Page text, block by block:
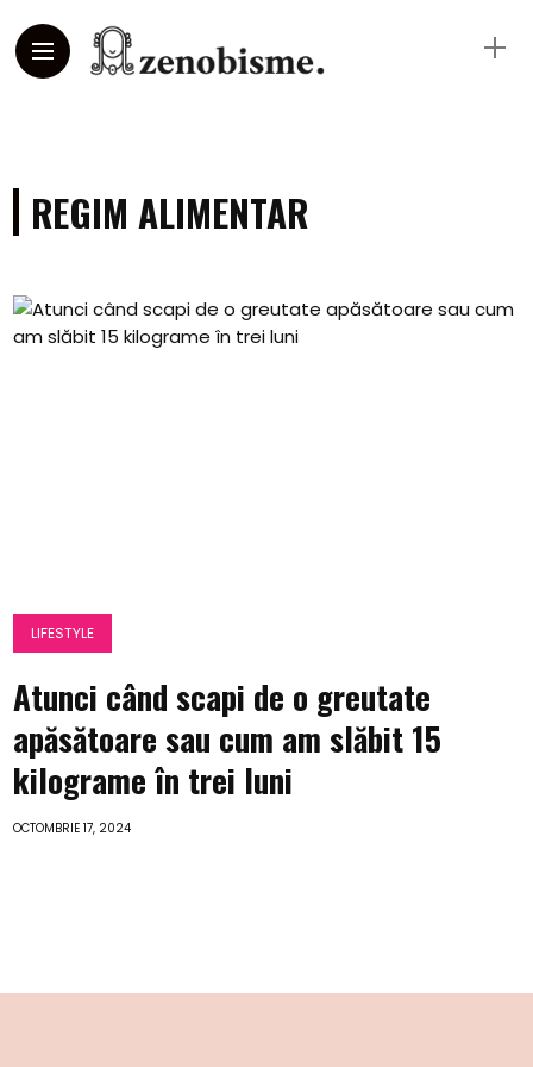
REGIM ALIMENTAR
LIFESTYLE
Atunci când scapi de o greutate
apăsătoare sau cum am slăbit 15
kilograme în trei luni
OCTOMBRIE 17, 2024